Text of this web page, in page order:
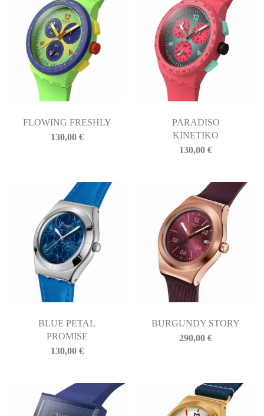
FLOWING FRESHLY
130,00 €
PARADISO
KINETIKO
130,00€
BLUE PETAL
PROMISE
130,00 €
BURGUNDY STORY
290,00€